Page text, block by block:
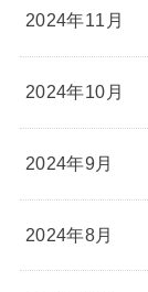
2024年11月
2024年10月
2024年9月
2024年8月